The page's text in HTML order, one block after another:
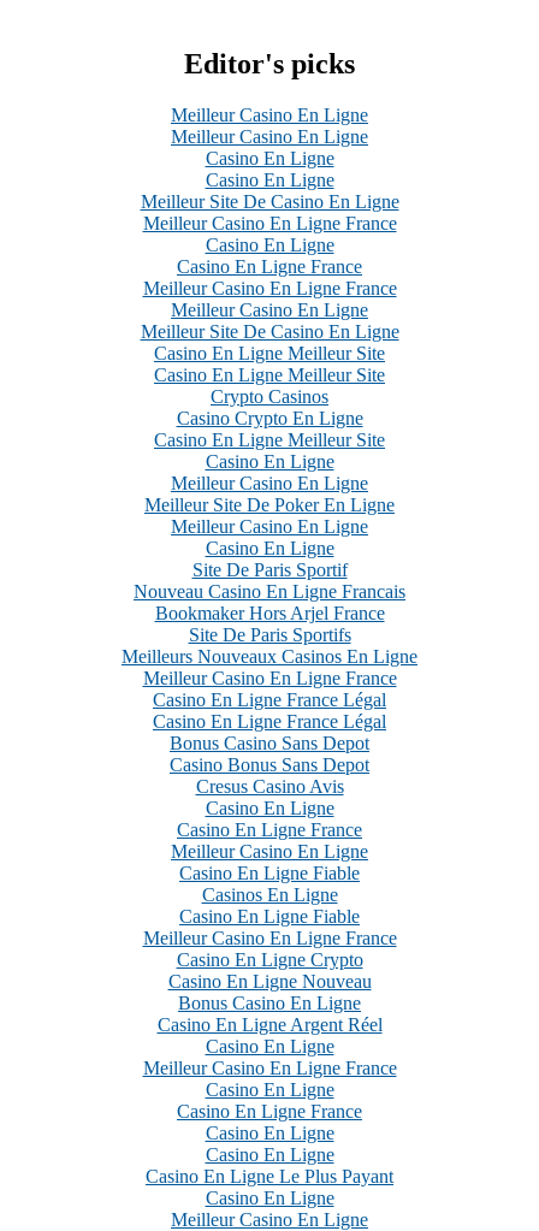
Editor's picks
Meilleur Casino En Ligne
Meilleur Casino En Ligne
Casino En Ligne
Casino En Ligne
Meilleur Site De Casino En Ligne
Meilleur Casino En Ligne France
Casino En Ligne
Casino En Ligne France
Meilleur Casino En Ligne France
Meilleur Casino En Ligne
Meilleur Site De Casino En Ligne
Casino En Ligne Meilleur Site
Casino En Ligne Meilleur Site
Crypto Casinos
Casino Crypto En Ligne
Casino En Ligne Meilleur Site
Casino En Ligne
Meilleur Casino En Ligne
Meilleur Site De Poker En Ligne
Meilleur Casino En Ligne
Casino En Ligne
Site De Paris Sportif
Nouveau Casino En Ligne Francais
Bookmaker Hors Arjel France
Site De Paris Sportifs
Meilleurs Nouveaux Casinos En Ligne
Meilleur Casino En Ligne France
Casino En Ligne France Légal
Casino En Ligne France Légal
Bonus Casino Sans Depot
Casino Bonus Sans Depot
Cresus Casino Avis
Casino En Ligne
Casino En Ligne France
Meilleur Casino En Ligne
Casino En Ligne Fiable
Casinos En Ligne
Casino En Ligne Fiable
Meilleur Casino En Ligne France
Casino En Ligne Crypto
Casino En Ligne Nouveau
Bonus Casino En Ligne
Casino En Ligne Argent Réel
Casino En Ligne
Meilleur Casino En Ligne France
Casino En Ligne
Casino En Ligne France
Casino En Ligne
Casino En Ligne
Casino En Ligne Le Plus Payant
Casino En Ligne
Meilleur Casino En Ligne